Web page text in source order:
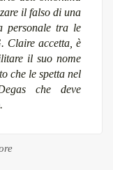
il falso di una
personale tra le
Claire accetta, è
il suo nome
che le spetta nel
che deve